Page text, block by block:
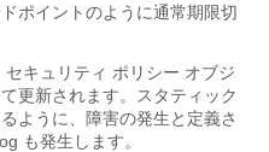
ポイントのように通常期限切
キュリティ ポリシー オブジ
更新されます。スタティック
ように、障害の発生と定義さ
も発生します。